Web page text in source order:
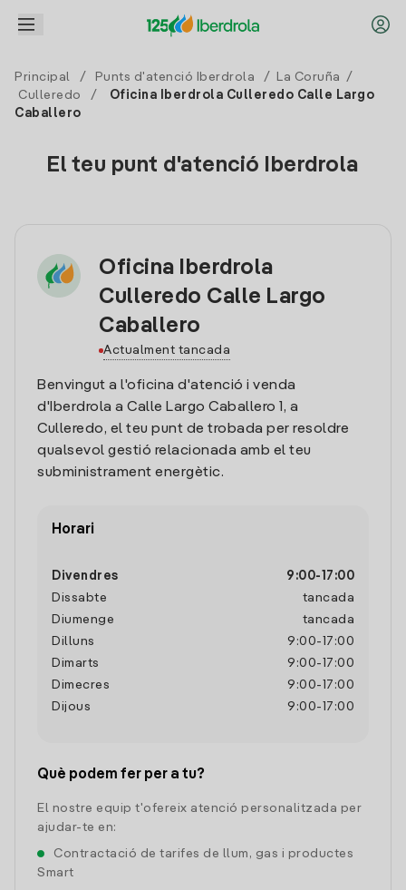
Principal / Punts d'atenció Iberdrola / La Coruña
/
Culleredo
/
Oficina Iberdrola Culleredo Calle Largo
Caballero
El teu punt d'atenció Iberdrola
Oficina Iberdrola
Culleredo Calle Largo
Caballero
Actualment tancada
Benvingut a l'oficina d'atenció i venda
d'Iberdrola a Calle Largo Caballero 1, a
Culleredo, el teu punt de trobada per resoldre
qualsevol gestió relacionada amb el teu
subministrament energètic.
Horari
Divendres 9:00- 17:00
Dissabte
tancada
Diumenge
tancada
Dilluns
9:00- 17:00
Dimarts
9:00- 17:00
Dimecres
9:00- 17:00
Dijous
9:00- 17:00
Què podem fer per a tu?
El nostre equip t'ofereix atenció personalitzada per
ajudar-te en:
Contractació de tarifes de llum, gas i productes
Smart